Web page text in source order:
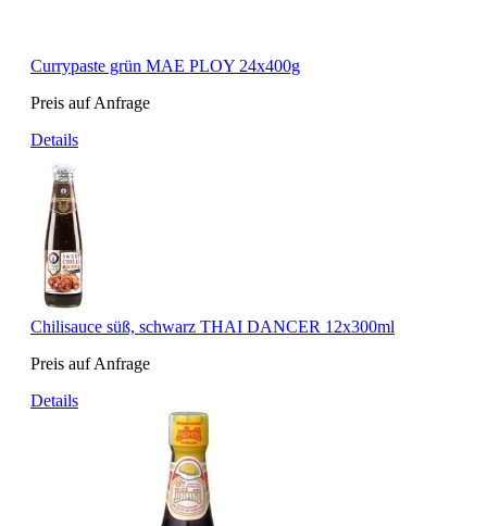
Currypaste grün MAE PLOY 24x400g
Preis auf Anfrage
Details
Chilisauce süß, schwarz THAI DANCER 12x300ml
Preis auf Anfrage
Details